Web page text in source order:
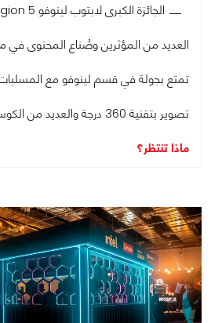
الجائزة الكبرى لابتوب لينوفو Legion 5
العديد من المؤثرين وصُناع المحتوى في
تمتع بجولة في قسم لينوفو مع
تصوير بتقنية 360 درجة والعديد من الكوسبلايرز
ماذا تنتظر؟